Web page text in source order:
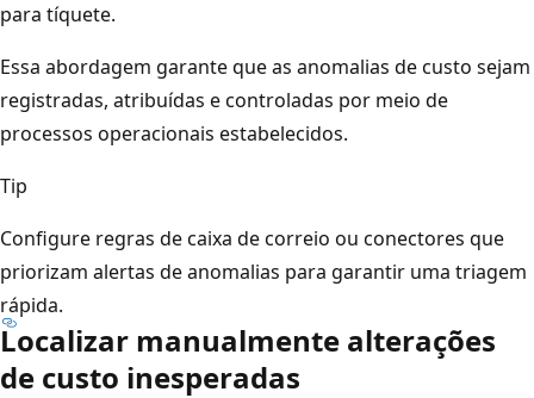
para tíquete.
Essa abordagem garante que as anomalias de custo sejam
registradas, atribuídas e controladas por meio de
processos operacionais estabelecidos.
Tip
Configure regras de caixa de correio ou conectores que
priorizam alertas de anomalias para garantir uma triagem
rápida.
Localizar manualmente alterações
de custo inesperadas